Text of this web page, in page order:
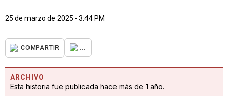
25 de marzo de 2025 - 3:44 PM
COMPARTIR ...
ARCHIVO
Esta historia fue publicada hace más de 1 año.